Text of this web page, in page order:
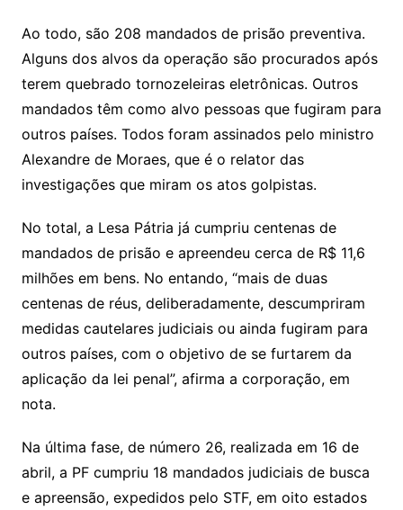
Ao todo, são 208 mandados de prisão preventiva.
Alguns dos alvos da operação são procurados após
terem quebrado tornozeleiras eletrônicas. Outros
mandados têm como alvo pessoas que fugiram para
outros países. Todos foram assinados pelo ministro
Alexandre de Moraes, que é o relator das
investigações que miram os atos golpistas.
No total, a Lesa Pátria já cumpriu centenas de
mandados de prisão e apreendeu cerca de R$ 11,6
milhões em bens. No entando, “mais de duas
centenas de réus, deliberadamente, descumpriram
medidas cautelares judiciais ou ainda fugiram para
outros países, com o objetivo de se furtarem da
aplicação da lei penal”, afirma a corporação, em
nota.
Na última fase, de número 26, realizada em 16 de
abril, a PF cumpriu 18 mandados judiciais de busca
e apreensão, expedidos pelo STF, em oito estados